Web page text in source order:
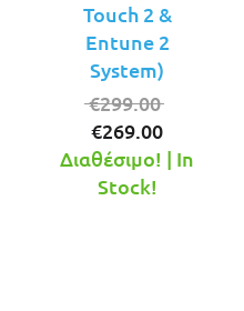
Touch 2 &
Entune 2
System)
€299.00
was:
€269.00
τρέχουσα
Διαθέσιμο! | In
Stock!